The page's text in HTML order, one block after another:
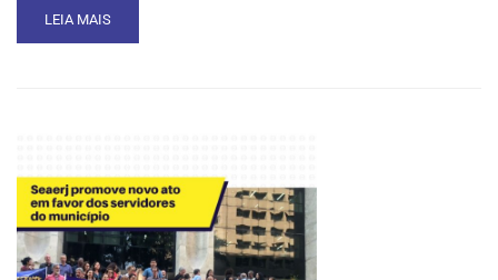
READ
MORE
EDIÇÃO
DO
CURSO
DE
AVALIAÇÕES
LEIA MAIS